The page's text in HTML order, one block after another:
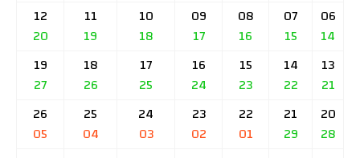
06
14
07
15
08
16
09
17
10
18
11
19
12
20
13
21
14
22
15
23
16
24
17
25
18
26
19
27
20
28
21
29
22
01
23
02
24
03
25
04
26
05